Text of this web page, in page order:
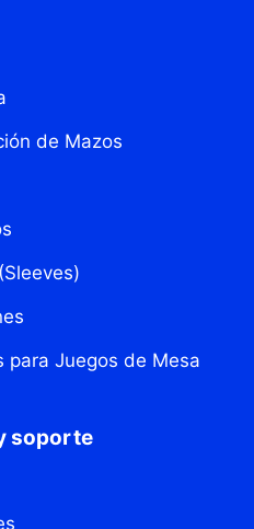
de Mazos
para Juegos de Mesa
soporte